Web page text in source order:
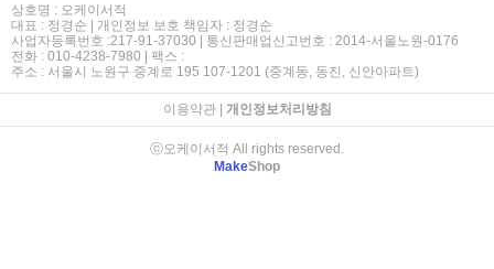
상호명 : 오케이서적
대표 : 정경순 | 개인정보 보호 책임자 : 정경순
사업자등록번호 :217-91-37030 | 통신판매업신고번호 : 2014-서울노원-0176
전화 : 010-4238-7980 | 팩스 :
주소 : 서울시 노원구 중계로 195 107-1201 (중계동, 동진, 신안아파트)
이용약관| 개인정보처리방침
ⓒ오케이서적 All rights reserved.
MakeShop